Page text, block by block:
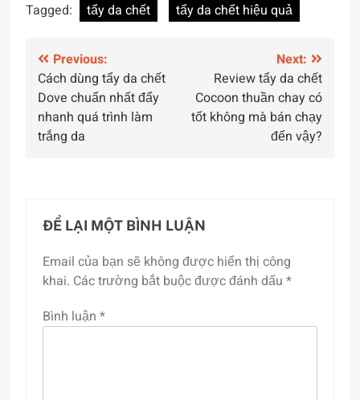
Tagged: tẩy da chết tẩy da chết hiệu quả
Điều
hướng
bài
viết
Previous:
Cách dùng tẩy da chết
Dove chuẩn nhất đẩy
nhanh quá trình làm
trắng da
Next:
Review tẩy da chết
Cocoon thuần chay có
tốt không mà bán chạy
đến vậy?
ĐỂ LẠI MỘT BÌNH LUẬN
Email của bạn sẽ không được hiển thị công
khai. Các trường bắt buộc được đánh dấu *
Bình luận *